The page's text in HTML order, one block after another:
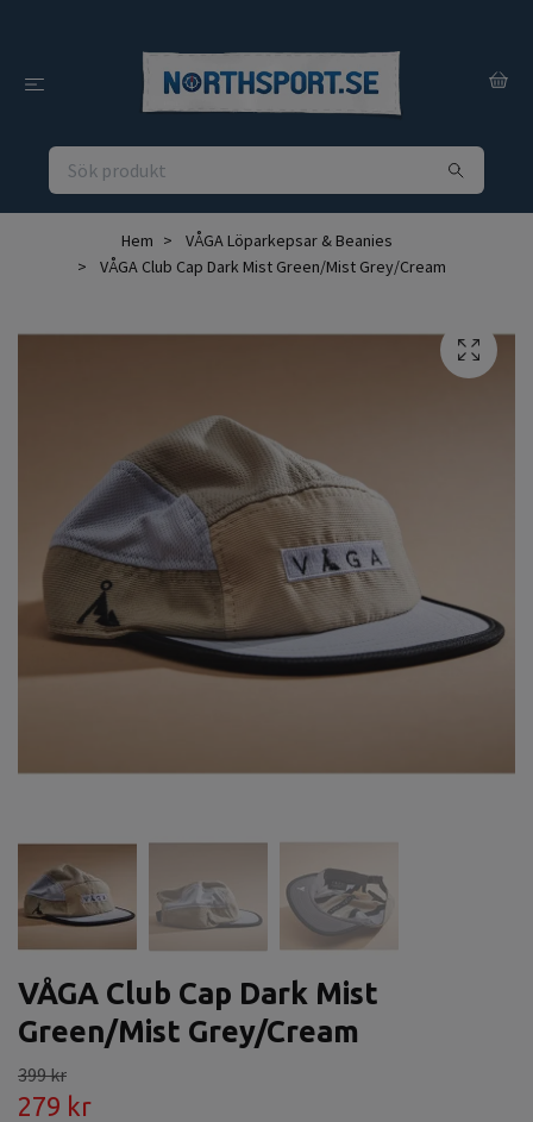
Hem
VÅGA Löparkepsar & Beanies
VÅGA Club Cap Dark Mist Green/Mist Grey/Cream
VÅGA Club Cap Dark Mist
Green/Mist Grey/Cream
399 kr
279 kr